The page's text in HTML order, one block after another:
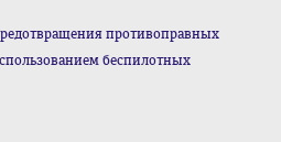
противоправных
беспилотных